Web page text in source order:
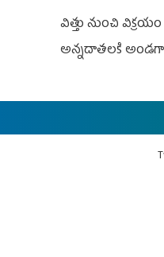
విత్తు నుంచి
అన్నదాతలకి అండగా